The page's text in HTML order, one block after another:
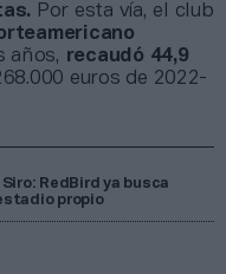
Por esta vía, el club
años, recaudó 44,9
euros de 2022-
RedBird ya busca
propio